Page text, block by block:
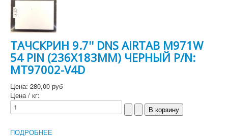
ТАЧСКРИН 9.7'' DNS AIRTAB M971W
54 PIN (236Х183MM) ЧЕРНЫЙ P/N:
MT97002-V4D
Цена: 280,00 руб
Цена / кг:
ПОДРОБНЕЕ